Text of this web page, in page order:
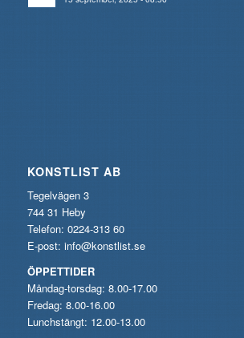
KONSTLIST AB
Tegelvägen 3
744 31 Heby
Telefon: 0224-313 60
E-post: info@konstlist.se
ÖPPETTIDER
Måndag-torsdag: 8.00-17.00
Fredag: 8.00-16.00
Lunchstängt: 12.00-13.00